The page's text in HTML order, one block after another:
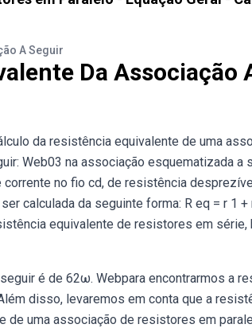
A Seguir
Da Associação
da resistência equivalente de uma
Web03 na associação esquematizada a
no fio cd, de resistência
calculada da seguinte forma: R eq = r 1
equivalente de resistores em
é de 62ω. Webpara encontrarmos a
disso, levaremos em conta que a
de uma associação de resistores em